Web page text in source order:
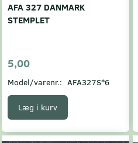
AFA 327 DANMARK
STEMPLET
5,00
Model/varenr.: AFA327S*6
Læg i kurv